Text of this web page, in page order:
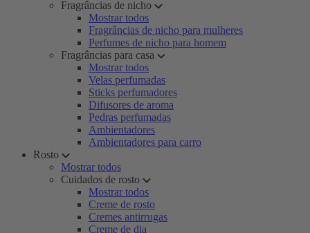
Fragrâncias de nicho
Mostrar todos
Fragrâncias de nicho para mulheres
Perfumes de nicho para homem
Fragrâncias para casa
Mostrar todos
Velas perfumadas
Sticks perfumadores
Difusores de aroma
Pedras perfumadas
Ambientadores
Ambientadores para carro
Rosto
Mostrar todos
Cuidados de rosto
Mostrar todos
Creme de rosto
Cremes antirrugas
Creme de dia